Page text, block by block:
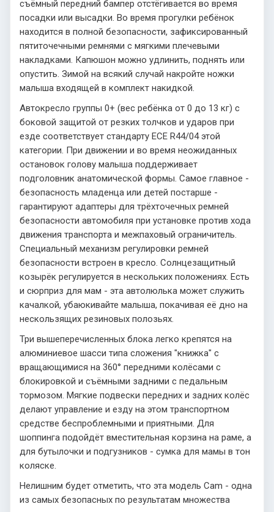
съёмный передний бампер отстёгивается во время
посадки или высадки. Во время прогулки ребёнок
находится в полной безопасности, зафиксированный
пятиточечными ремнями с мягкими плечевыми
накладками. Капюшон можно удлинить, поднять или
опустить. Зимой на всякий случай накройте ножки
малыша входящей в комплект накидкой.
Автокресло группы 0+ (вес ребёнка от 0 до 13 кг) с
боковой защитой от резких толчков и ударов при
езде соответствует стандарту ECE R44/04 этой
категории. При движении и во время неожиданных
остановок голову малыша поддерживает
подголовник анатомической формы. Самое главное -
безопасность младенца или детей постарше -
гарантируют адаптеры для трёхточечных ремней
безопасности автомобиля при установке против хода
движения транспорта и межпаховый ограничитель.
Специальный механизм регулировки ремней
безопасности встроен в кресло. Солнцезащитный
козырёк регулируется в нескольких положениях. Есть
и сюрприз для мам - эта автолюлька может служить
качалкой, убаюкивайте малыша, покачивая её дно на
нескользящих резиновых полозьях.
Три вышеперечисленных блока легко крепятся на
алюминиевое шасси типа сложения "книжка" с
вращающимися на 360° передними колёсами с
блокировкой и съёмными задними с педальным
тормозом. Мягкие подвески передних и задних колёс
делают управление и езду на этом транспортном
средстве беспроблемными и приятными. Для
шоппинга подойдёт вместительная корзина на раме, а
для бутылочки и подгузников - сумка для мамы в тон
коляске.
Нелишним будет отметить, что эта модель Cam - одна
из самых безопасных по результатам множества